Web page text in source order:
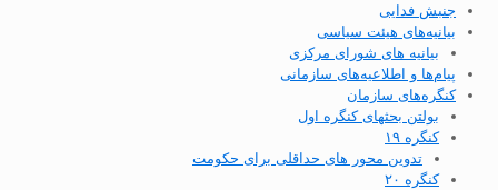
جنبش فدایی
بیانیه‌های هیئت سیاسی
بیانیه های شورای مرکزی
پیام‌ها و اطلاعیه‌های سازمانی
کنگره‌های سازمان
بولتن بحثهای کنگره اول
کنگره ۱۹
تدوین محور های حداقلی برای حکومت
کنگره ۲۰